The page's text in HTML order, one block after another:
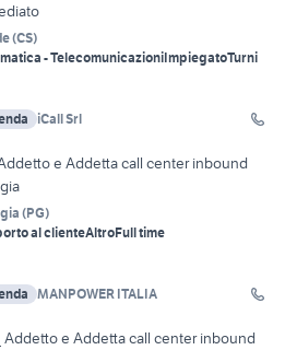
(CS)
- TelecomunicazioniImpiegatoTurni
iCall Srl
e Addetta call center inbound
(PG)
al clienteAltroFull time
MANPOWER ITALIA
Addetto e Addetta call center inbound